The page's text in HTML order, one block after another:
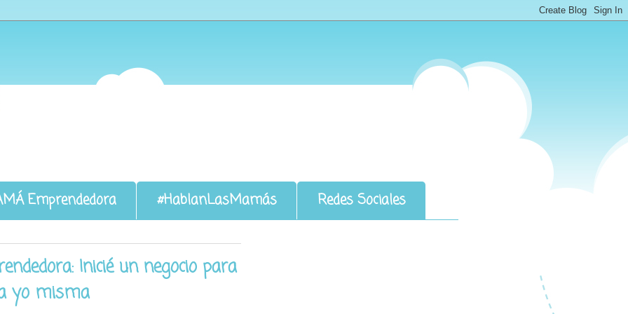
Emprendedora #HablanLasMamás Redes Sociales
Inicié un negocio para
yo misma